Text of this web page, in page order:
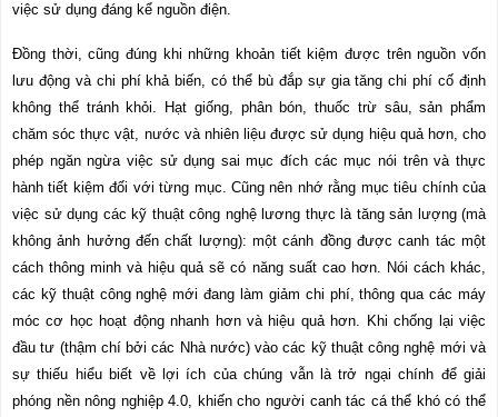
việc sử dụng đáng kể nguồn điện.
Đồng thời, cũng đúng khi những khoản tiết kiệm được trên nguồn vốn
lưu động và chi phí khả biến, có thể bù đắp sự gia tăng chi phí cố định
không thể tránh khỏi. Hạt giống, phân bón, thuốc trừ sâu, sản phẩm
chăm sóc thực vật, nước và nhiên liệu được sử dụng hiệu quả hơn, cho
phép ngăn ngừa việc sử dụng sai mục đích các mục nói trên và thực
hành tiết kiệm đối với từng mục. Cũng nên nhớ rằng mục tiêu chính của
việc sử dụng các kỹ thuật công nghệ lương thực là tăng sản lượng (mà
không ảnh hưởng đến chất lượng): một cánh đồng được canh tác một
cách thông minh và hiệu quả sẽ có năng suất cao hơn. Nói cách khác,
các kỹ thuật công nghệ mới đang làm giảm chi phí, thông qua các máy
móc cơ học hoạt động nhanh hơn và hiệu quả hơn. Khi chống lại việc
đầu tư (thậm chí bởi các Nhà nước) vào các kỹ thuật công nghệ mới và
sự thiếu hiểu biết về lợi ích của chúng vẫn là trở ngại chính để giải
phóng nền nông nghiệp 4.0, khiến cho người canh tác cá thể khó có thể